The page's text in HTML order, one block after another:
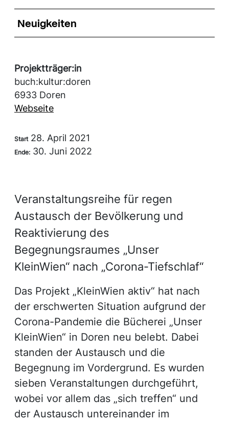
Neuigkeiten
Projektträger:in
buch:kultur:doren
6933 Doren
Webseite
Start28. April 2021
Ende: 30. Juni 2022
Veranstaltungsreihe für regen
Austausch der Bevölkerung und
Reaktivierung des
Begegnungsraumes „Unser
KleinWien“ nach „Corona-Tiefschlaf“
Das Projekt „KleinWien aktiv“ hat nach
der erschwerten Situation aufgrund der
Corona-Pandemie die Bücherei „Unser
KleinWien“ in Doren neu belebt. Dabei
standen der Austausch und die
Begegnung im Vordergrund. Es wurden
sieben Veranstaltungen durchgeführt,
wobei vor allem das „sich treffen“ und
der Austausch untereinander im